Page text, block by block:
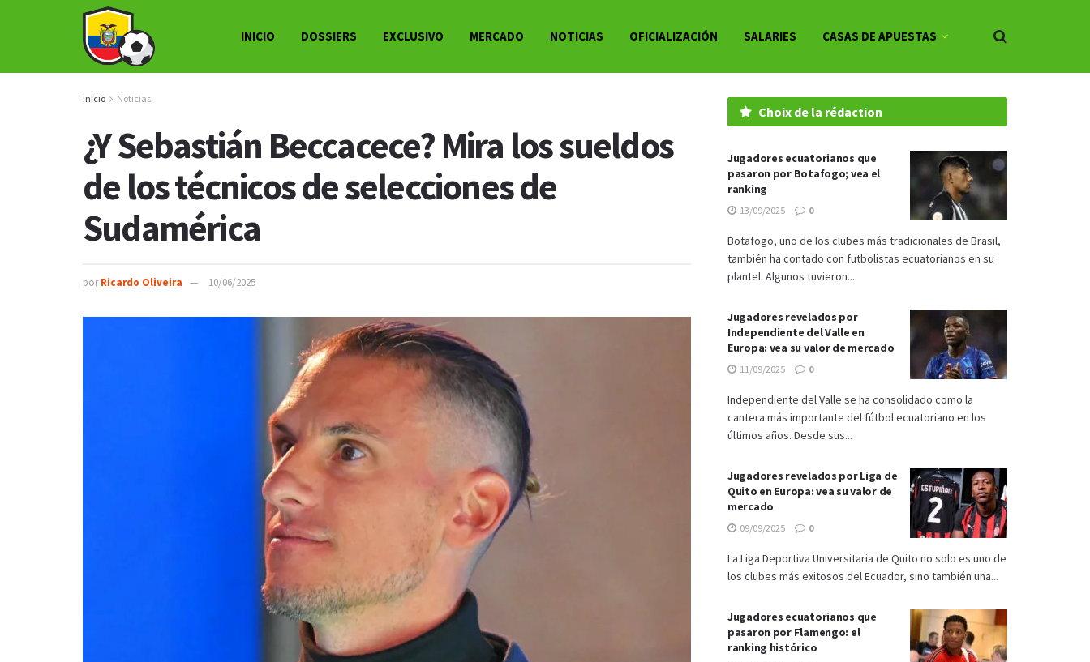
INICIO DOSSIERS EXCLUSIVO MERCADO NOTICIAS OFICIALIZACIÓN SALARIES CASAS DE APUESTAS
Inicio Noticias
¿Y Sebastián Beccacece? Mira los sueldos
de los técnicos de selecciones de
Sudamérica
por Ricardo Oliveira 10/06/2025
Choix de la rédaction
Jugadores ecuatorianos que
pasaron por Botafogo; vea el
ranking
13/09/2025 0
Botafogo, uno de los clubes más tradicionales de Brasil,
también ha contado con futbolistas ecuatorianos en su
plantel. Algunos tuvieron...
Jugadores revelados por
Independiente del Valle en
Europa: vea su valor de mercado
11/09/2025 0
Independiente del Valle se ha consolidado como la
cantera más importante del fútbol ecuatoriano en los
últimos años. Desde sus...
Jugadores revelados por Liga de
Quito en Europa: vea su valor de
mercado
09/09/2025 0
La Liga Deportiva Universitaria de Quito no solo es uno de
los clubes más exitosos del Ecuador, sino también una...
Jugadores ecuatorianos que
pasaron por Flamengo: el
ranking histórico